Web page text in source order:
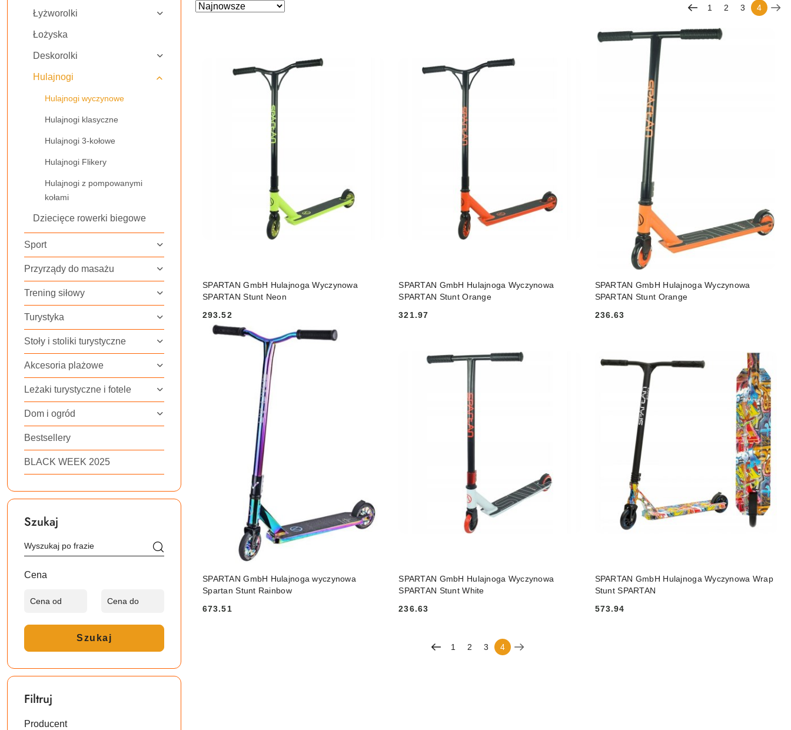
Łyżworolki
Łożyska
Deskorolki
Hulajnogi
Hulajnogi wyczynowe
Hulajnogi klasyczne
Hulajnogi 3-kołowe
Hulajnogi Flikery
Hulajnogi z pompowanymi
kołami
Dziecięce rowerki biegowe
Sport
Przyrządy do masażu
Trening siłowy
Turystyka
Stoły i stoliki turystyczne
Akcesoria plażowe
Leżaki turystyczne i fotele
Dom i ogród
Bestsellery
BLACK WEEK 2025
Szukaj
Cena
Szukaj
Filtruj
Producent
Zastosowano
Sortuj
1 2 3 4
SPARTAN GmbH Hulajnoga Wyczynowa
SPARTAN Stunt Neon
Cena:
293.52
DO KOSZYKA
SPARTAN GmbH Hulajnoga Wyczynowa
SPARTAN Stunt Orange
Cena:
321.97
DO KOSZYKA
SPARTAN GmbH Hulajnoga Wyczynowa
SPARTAN Stunt Orange
Cena:
236.63
DO KOSZYKA
SPARTAN GmbH Hulajnoga wyczynowa
Spartan Stunt Rainbow
Cena:
673.51
SPARTAN GmbH Hulajnoga Wyczynowa
SPARTAN Stunt White
Cena:
236.63
SPARTAN GmbH Hulajnoga Wyczynowa Wrap
Stunt SPARTAN
Cena:
573.94
1 2 3 4